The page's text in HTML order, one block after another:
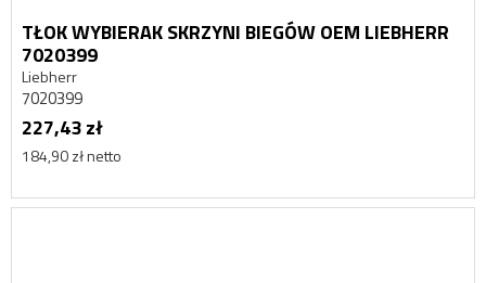
TŁOK WYBIERAK SKRZYNI BIEGÓW OEM LIEBHERR
7020399
Liebherr
7020399
227,43 zł
184,90 zł netto